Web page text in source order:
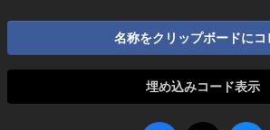
名称をクリップボードにコ
埋め込みコード表示